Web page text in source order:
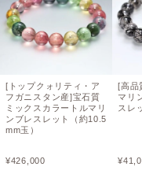
[トップクォリティ・ア
フガニスタン産]宝石質
ミックスカラートルマリ
ンブレスレット（約10.5
mm玉）
¥426,000
[高品
マリ
スレ
¥